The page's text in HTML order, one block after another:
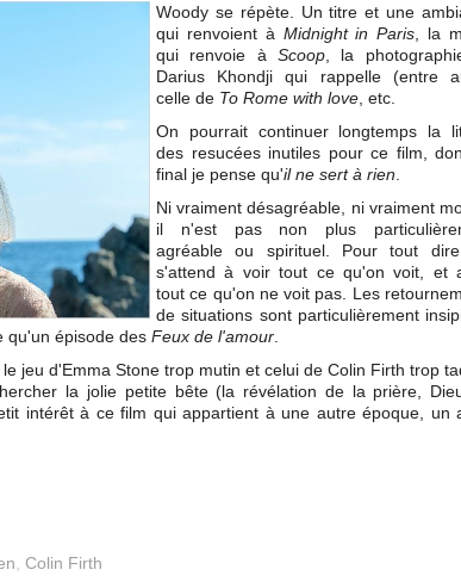
Woody se répète. Un titre et une
qui renvoient à Midnight in Paris , la
qui renvoie à Scoop , la
Darius Khondji qui rappelle (entre
celle de To Rome with love , etc.
On pourrait continuer longtemps la
des resucées inutiles pour ce film,
final je pense qu'il ne sert à rien
Ni vraiment désagréable, ni vraiment
il n'est pas non plus
agréable ou spirituel. Pour tout
s'attend à voir tout ce qu'on voit, et
tout ce qu'on ne voit pas. Les
de situations sont particulièrement
qu'un épisode des Feux de l'amour
jeu d'Emma Stone trop mutin et celui de Colin Firth trop
la jolie petite bête (la révélation de la prière,
intérêt à ce film qui appartient à une autre époque, un
Colin Firth